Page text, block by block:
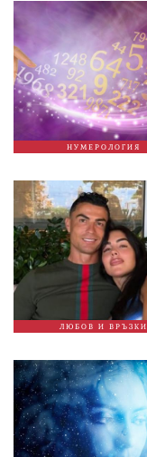
НУМЕРОЛОГИЯ
ЛЮБОВ И ВРЪЗКИ